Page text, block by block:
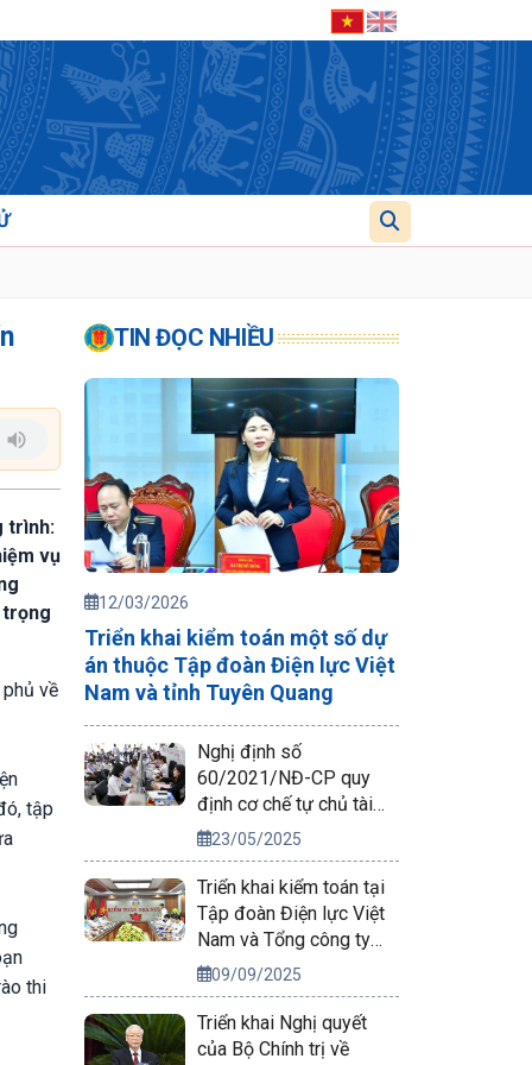
trình:
vụ
trọng
về
tập
thi
TIN ĐỌC NHIỀU
12/03/2026
Triển khai kiểm toán một số dự
án thuộc Tập đoàn Điện lực Việt
Nam và tỉnh Tuyên Quang
Nghị định số
60/2021/NĐ-CP quy
định cơ chế tự chủ tài
chính của đơn vị sự
nghiệp công lập
23/05/2025
Triển khai kiểm toán tại
Tập đoàn Điện lực Việt
Nam và Tổng công ty
Phát điện 2
09/09/2025
Triển khai Nghị quyết
của Bộ Chính trị về